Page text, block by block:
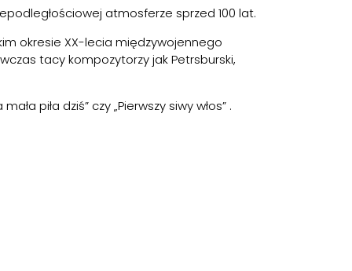
atmosferze sprzed 100 lat.
okresie XX-lecia międzywojennego
tacy kompozytorzy jak Petrsburski,
piła dziś” czy „Pierwszy siwy włos” .